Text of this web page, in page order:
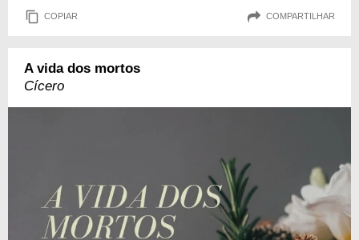
COPIAR COMPARTILHAR
A vida dos mortos
Cícero